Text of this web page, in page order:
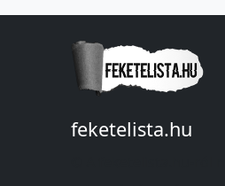
feketelista.hu